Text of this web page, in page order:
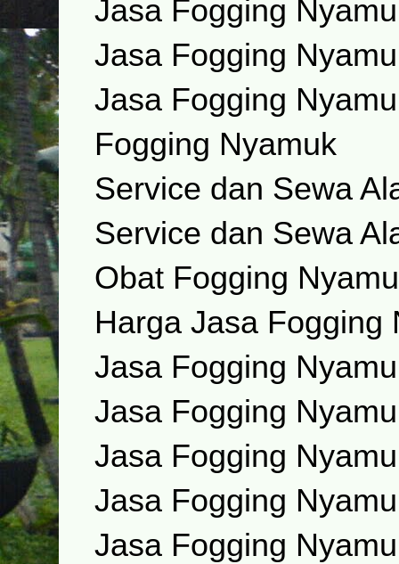
Jasa Fogging
Jasa Fogging
Jasa Fogging
Fogging Nyamuk
Service dan Sewa
Service dan Sewa
Obat Fogging
Harga Jasa Fogging
Jasa Fogging
Jasa Fogging
Jasa Fogging
Jasa Fogging
Jasa Fogging